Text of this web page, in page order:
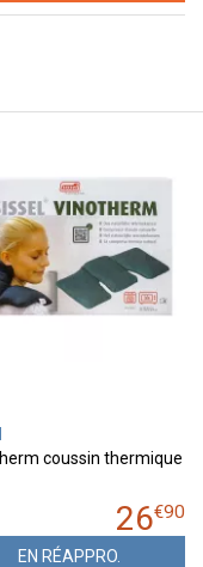
coussin thermique
26€90
EN RÉAPPRO.